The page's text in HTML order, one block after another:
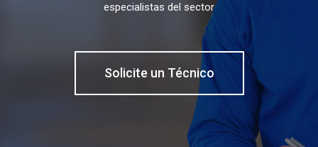
especialistas del sector
Solicite un Técnico